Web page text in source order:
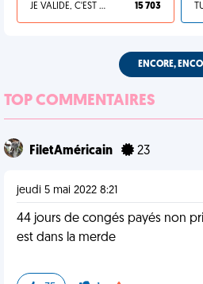
JE VALIDE, C'EST UNE VDM 15 703
ENCORE,
TOP COMMENTAIRES
FiletAméricain 23
jeudi 5 mai 2022 8:21
44 jours de congés payés non
est dans la merde